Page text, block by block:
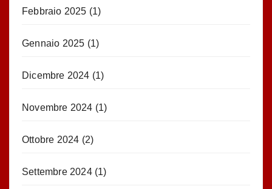
Febbraio 2025 (1)
Gennaio 2025 (1)
Dicembre 2024 (1)
Novembre 2024 (1)
Ottobre 2024 (2)
Settembre 2024(1)